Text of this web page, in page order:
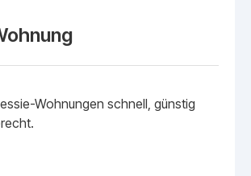
Wohnungen schnell, günstig